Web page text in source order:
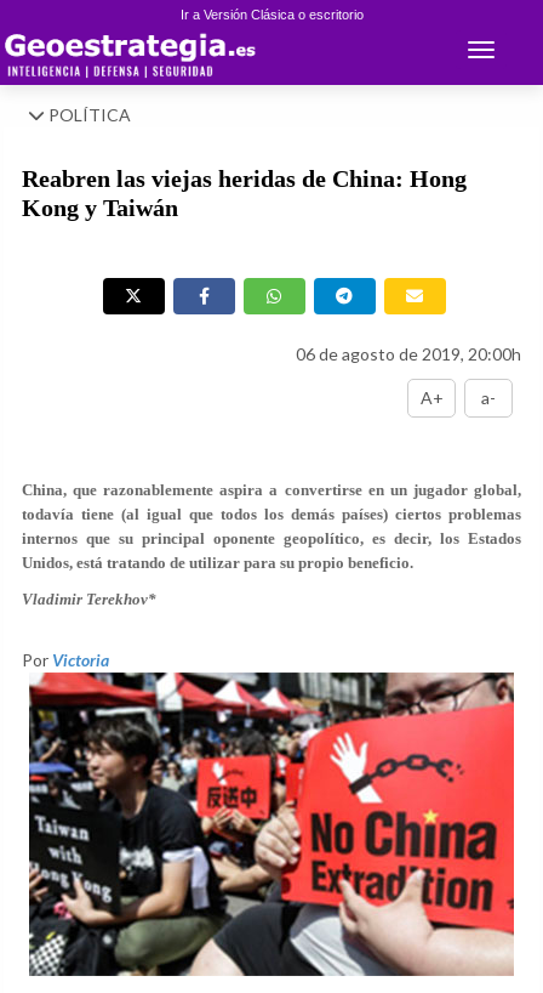
Ir a Versión Clásica o escritorio
Toggle
POLÍTICA
Reabren las viejas heridas de China: Hong
Kong y Taiwán
06 de agosto de 2019, 20:00h
A+ a-
China, que razonablemente aspira a convertirse en un jugador global,
todavía tiene (al igual que todos los demás países) ciertos problemas
internos que su principal oponente geopolítico, es decir, los Estados
Unidos, está tratando de utilizar para su propio beneficio.
Vladimir Terekhov*
Por Victoria